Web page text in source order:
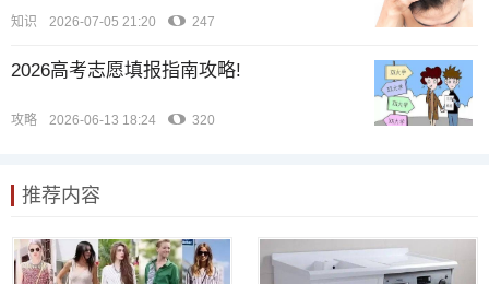
知识 2026-07-05 21:20 247
2026高考志愿填报指南攻略!
攻略 2026-06-13 18:24 320
推荐内容